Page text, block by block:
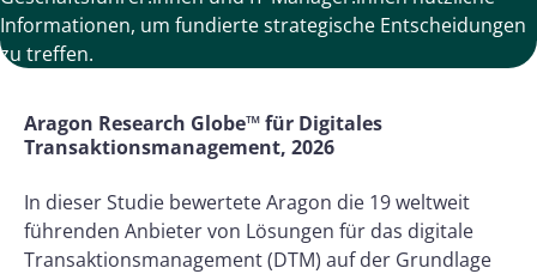
Informationen, um fundierte strategische Entscheidungen
zu treffen.
Aragon Research Globe™ für Digitales
Transaktionsmanagement, 2026
In dieser Studie bewertete Aragon die 19 weltweit
führenden Anbieter von Lösungen für das digitale
Transaktionsmanagement (DTM) auf der Grundlage